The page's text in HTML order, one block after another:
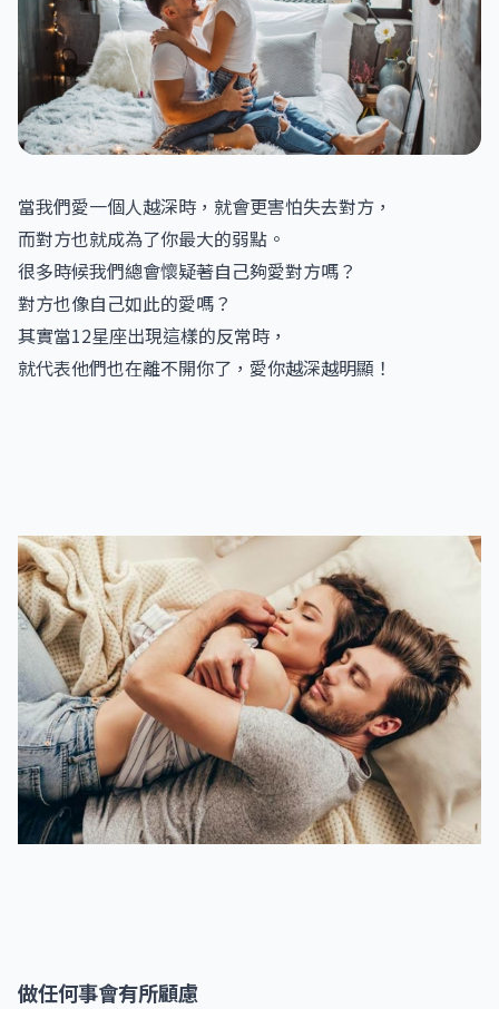
當我們愛一個人越深時，就會更害怕失去對方，
而對方也就成為了你最大的弱點。
很多時候我們總會懷疑著自己夠愛對方嗎？
對方也像自己如此的愛嗎？
其實當12星座出現這樣的反常時，
就代表他們也在離不開你了，愛你越深越明顯！
做任何事會有所顧慮